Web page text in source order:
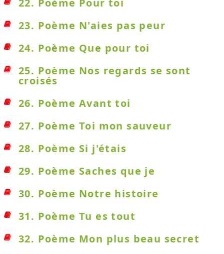
22. Poème Pour toi
23. Poème N'aies pas peur
24. Poème Que pour toi
25. Poème Nos regards se sont
croisés
26. Poème Avant toi
27. Poème Toi mon sauveur
28. Poème Si j'étais
29. Poème Saches que je
30. Poème Notre histoire
31. Poème Tu es tout
32. Poème Mon plus beau secret